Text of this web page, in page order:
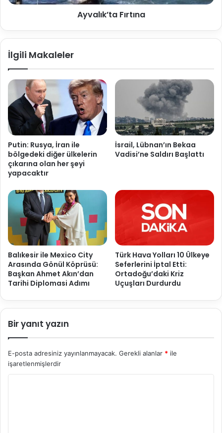
Ayvalık’ta Fırtına
İlgili Makaleler
Putin: Rusya, İran ile
bölgedeki diğer ülkelerin
çıkarına olan her şeyi
yapacaktır
İsrail, Lübnan’ın Bekaa
Vadisi’ne Saldırı Başlattı
Balıkesir ile Mexico City
Arasında Gönül Köprüsü:
Başkan Ahmet Akın’dan
Tarihi Diplomasi Adımı
Türk Hava Yolları 10 Ülkeye
Seferlerini İptal Etti:
Ortadoğu’daki Kriz
Uçuşları Durdurdu
Bir yanıt yazın
E-posta adresiniz yayınlanmayacak. Gerekli alanlar * ile
işaretlenmişlerdir